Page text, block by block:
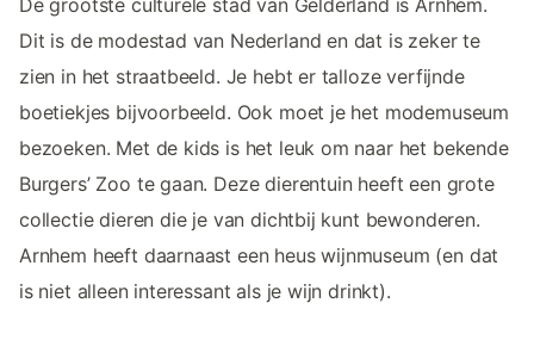
Dit is de modestad van Nederland en dat is zeker te
zien in het straatbeeld. Je hebt er talloze verfijnde
boetiekjes bijvoorbeeld. Ook moet je het modemuseum
bezoeken. Met de kids is het leuk om naar het bekende
Burgers’ Zoo te gaan. Deze dierentuin heeft een grote
collectie dieren die je van dichtbij kunt bewonderen.
Arnhem heeft daarnaast een heus wijnmuseum (en dat
is niet alleen interessant als je wijn drinkt).